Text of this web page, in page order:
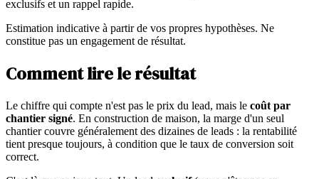
exclusifs et un rappel rapide.
Estimation indicative à partir de vos propres hypothèses. Ne
constitue pas un engagement de résultat.
Comment lire le résultat
Le chiffre qui compte n'est pas le prix du lead, mais le coût par
chantier signé. En construction de maison, la marge d'un seul
chantier couvre généralement des dizaines de leads : la rentabilité
tient presque toujours, à condition que le taux de conversion soit
correct.